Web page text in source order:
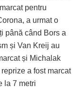
pentru
a urmat o
până când Bors a
și Van Kreij au
și Michalak
a fost marcat
la 7 metri